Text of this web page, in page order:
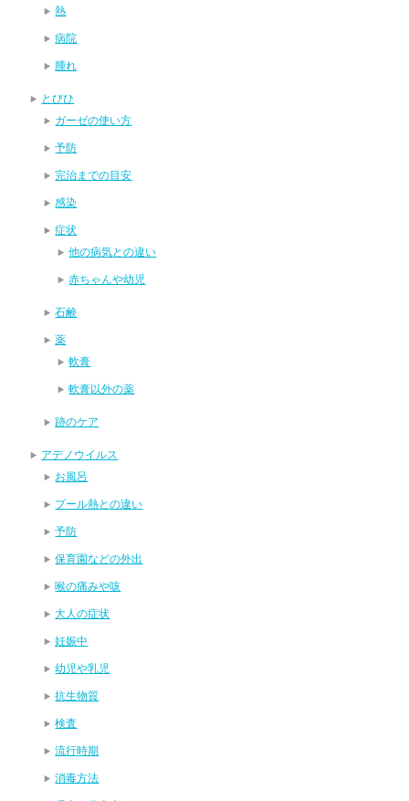
熱
病院
腫れ
とびひ
ガーゼの使い方
予防
完治までの目安
感染
症状
他の病気との違い
赤ちゃんや幼児
石鹸
薬
軟膏
軟膏以外の薬
跡のケア
アデノウイルス
お風呂
プール熱との違い
予防
保育園などの外出
喉の痛みや咳
大人の症状
妊娠中
幼児や乳児
抗生物質
検査
流行時期
消毒方法